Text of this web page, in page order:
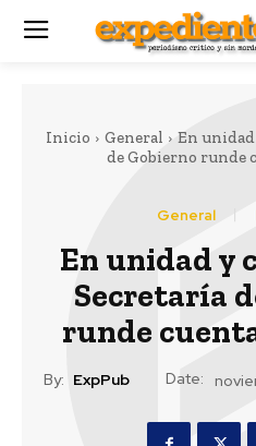
Inicio General
En
de Gobierno runde
General
En unidad y
Secretaría
runde
By: ExpPub Date: